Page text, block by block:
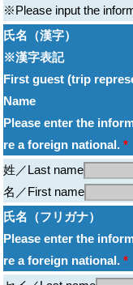
※Please input the
氏名（漢字）
※漢字表記
First guest (trip
Name
Please enter the
re a foreign national. *
姓／Last name
名／First name
氏名（フリガナ）
Please enter the
re a foreign national. *